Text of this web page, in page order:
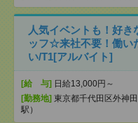
人気イベントも！好き
ッフ☆来社不要！働い
い/T1[アルバイト]
[給 与] 日給13,000円～
[勤務地] 東京都千代田区外神
駅）